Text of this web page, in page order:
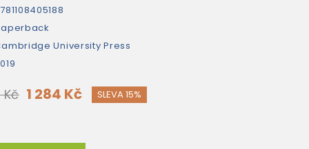
University Press
Kč 1 284 Kč SLEVA 15%